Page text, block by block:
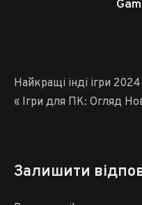
Навігація
записів
Найкращі інді ігри
« Ігри для ПК: Огляд
Залишити